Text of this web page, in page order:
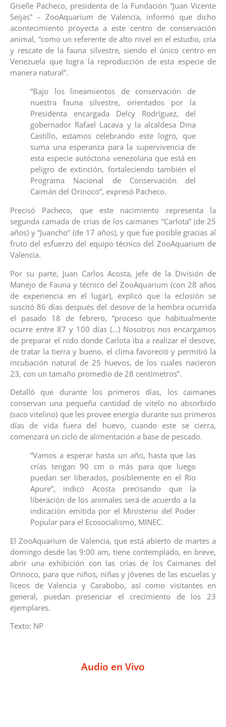
Giselle Pacheco, presidenta de la Fundación “Juan Vicente
Seijas” – ZooAquarium de Valencia, informó que dicho
acontecimiento proyecta a este centro de conservación
animal, “como un referente de alto nivel en el estudio, cría
y rescate de la fauna silvestre, siendo el único centro en
Venezuela que logra la reproducción de esta especie de
manera natural”.
“Bajo los lineamientos de conservación de
nuestra fauna silvestre, orientados por la
Presidenta encargada Delcy Rodríguez, del
gobernador Rafael Lacava y la alcaldesa Dina
Castillo, estamos celebrando este logro, que
suma una esperanza para la supervivencia de
esta especie autóctona venezolana que está en
peligro de extinción, fortaleciendo también el
Programa Nacional de Conservación del
Caimán del Orinoco”, expresó Pacheco.
Precisó Pacheco, que este nacimiento representa la
segunda camada de crías de los caimanes “Carlota” (de 25
años) y “Juancho” (de 17 años), y que fue posible gracias al
fruto del esfuerzo del equipo técnico del ZooAquarium de
Valencia.
Por su parte, Juan Carlos Acosta, jefe de la División de
Manejo de Fauna y técnico del ZooAquarium (con 28 años
de experiencia en el lugar), explicó que la eclosión se
suscitó 86 días después del desove de la hembra ocurrida
el pasado 18 de febrero, “proceso que habitualmente
ocurre entre 87 y 100 días (…) Nosotros nos encargamos
de preparar el nido donde Carlota iba a realizar el desove,
de tratar la tierra y bueno, el clima favoreció y permitió la
incubación natural de 25 huevos, de los cuales nacieron
23, con un tamaño promedio de 28 centímetros”.
Detalló que durante los primeros días, los caimanes
conservan una pequeña cantidad de vitelo no absorbido
(saco vitelino) que les provee energía durante sus primeros
días de vida fuera del huevo, cuando este se cierra,
comenzará un ciclo de alimentación a base de pescado.
“Vamos a esperar hasta un año, hasta que las
crías tengan 90 cm o más para que luego
puedan ser liberados, posiblemente en el Río
Apure”, indicó Acosta precisando que la
liberación de los animales será de acuerdo a la
indicación emitida por el Ministerio del Poder
Popular para el Ecosocialismo, MINEC.
El ZooAquarium de Valencia, que está abierto de martes a
domingo desde las 9:00 am, tiene contemplado, en breve,
abrir una exhibición con las crías de los Caimanes del
Orinoco, para que niños, niñas y jóvenes de las escuelas y
liceos de Valencia y Carabobo, así como visitantes en
general, puedan presenciar el crecimiento de los 23
ejemplares.
Texto: NP
Audio en Vivo